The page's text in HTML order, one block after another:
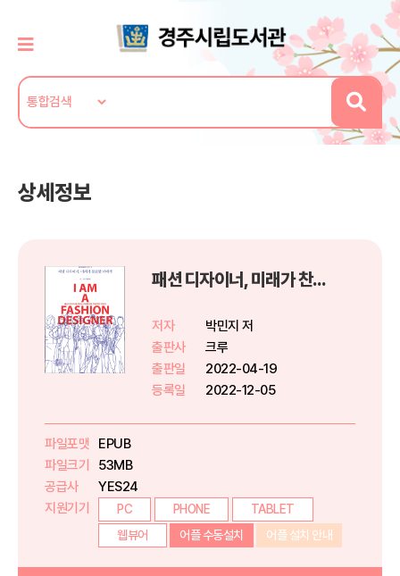
상세정보
패션 디자이너, 미래가 찬란한 너에게
저자
박민지 저
출판사
크루
출판일
2022-04-19
등록일
2022-12-05
파일포맷
EPUB
파일크기
53MB
공급사
YES24
지원기기
PC PHONE
TABLET
웹뷰어
어플 수동설치 어플 설치 안내